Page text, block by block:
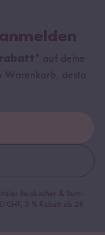
auf deine
Warenkorb, desto
Reiskocher & Sumi
CHF, 5 % Rabatt ab 29